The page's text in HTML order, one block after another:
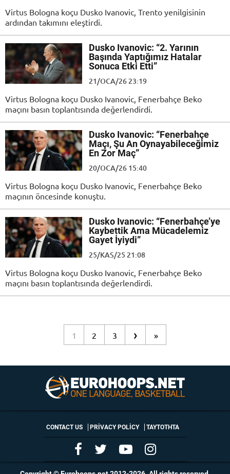
Virtus Bologna koçu Dusko Ivanovic, Trento yenilgisinin
ardından takımını eleştirdi.
Dusko Ivanovic: “2. Yarının
Başında Yaptığımız Hatalar
Sonuca Etki Etti”
21/OCA/26 23:19
Virtus Bologna koçu Dusko Ivanovic, Fenerbahçe Beko
maçını basın toplantısında değerlendirdi.
Dusko Ivanovic: “Fenerbahçe
Maçı, Şu An Oynayabileceğimiz
En Zor Maç”
20/OCA/26 15:40
Virtus Bologna koçu Dusko Ivanovic, Fenerbahçe Beko
maçının öncesinde konuştu.
Dusko Ivanovic: “Fenerbahçe’ye
Kaybettik Ama Mücadelemiz
Gayet İyiydi”
25/KAS/25 21:08
Virtus Bologna koçu Dusko Ivanovic, Fenerbahçe Beko
maçını basın toplantısında değerlendirdi.
1 2 3 › »
CONTACT US PRIVACY POLICY ΤΑΥΤΟΤΗΤΑ